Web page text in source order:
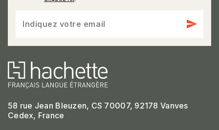
Indiquez votre email send
58 rue Jean Bleuzen, CS 70007, 92178 Vanves
Cedex, France